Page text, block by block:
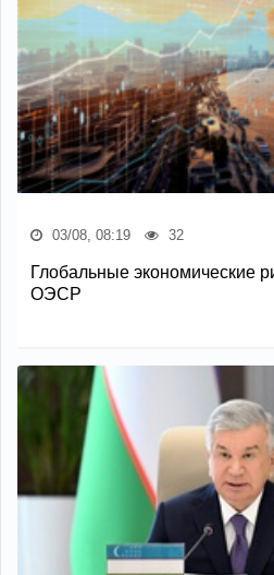
03/08, 08:19 32
Глобальные экономические
ОЭСР